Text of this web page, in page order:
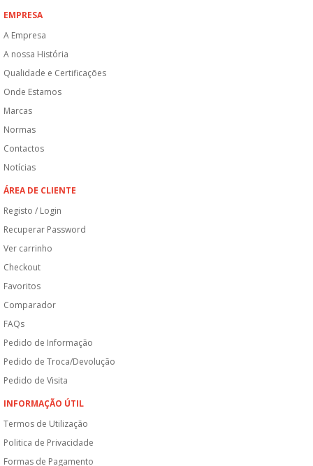
EMPRESA
A Empresa
A nossa História
Qualidade e Certificações
Onde Estamos
Marcas
Normas
Contactos
Notícias
ÁREA DE CLIENTE
Registo / Login
Recuperar Password
Ver carrinho
Checkout
Favoritos
Comparador
FAQs
Pedido de Informação
Pedido de Troca/Devolução
Pedido de Visita
INFORMAÇÃO ÚTIL
Termos de Utilização
Politica de Privacidade
Formas de Pagamento